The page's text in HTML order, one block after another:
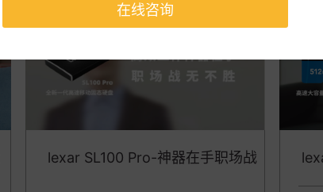
lexar SL100 Pro-神器在手职场战
在线咨询